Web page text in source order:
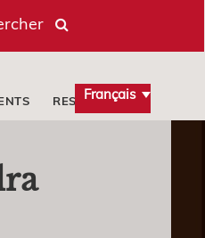
Français
RESSOURCES